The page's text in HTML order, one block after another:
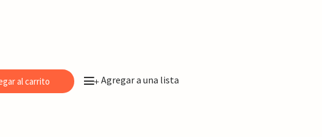
al carrito +Agregar a una lista